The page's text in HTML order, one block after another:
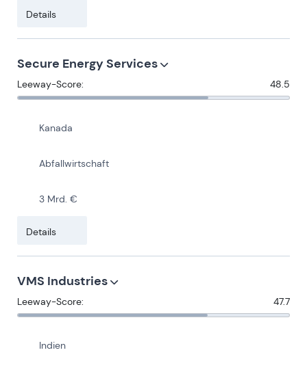
Details
Secure Energy Services
Leeway-Score: 48.5
Kanada
Abfallwirtschaft
3 Mrd. €
Details
VMS Industries
Leeway-Score: 47.7
Indien